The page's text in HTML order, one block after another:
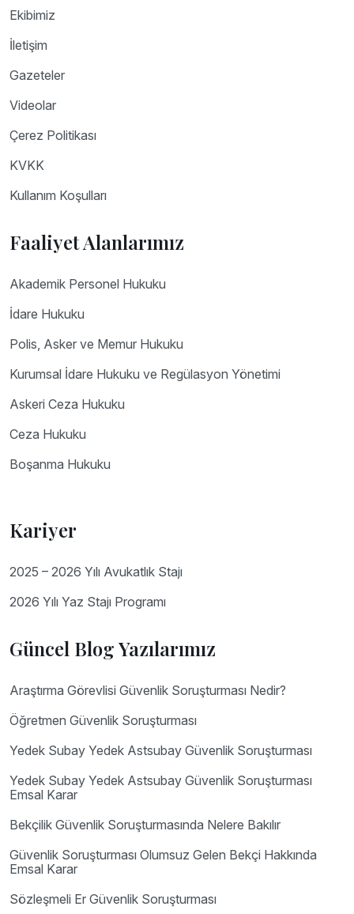
Ekibimiz
İletişim
Gazeteler
Videolar
Çerez Politikası
KVKK
Kullanım Koşulları
Faaliyet Alanlarımız
Akademik Personel Hukuku
İdare Hukuku
Polis, Asker ve Memur Hukuku
Kurumsal İdare Hukuku ve Regülasyon Yönetimi
Askeri Ceza Hukuku
Ceza Hukuku
Boşanma Hukuku
Kariyer
2025 – 2026 Yılı Avukatlık Stajı
2026 Yılı Yaz Stajı Programı
Güncel Blog Yazılarımız
Araştırma Görevlisi Güvenlik Soruşturması Nedir?
Öğretmen Güvenlik Soruşturması
Yedek Subay Yedek Astsubay Güvenlik Soruşturması
Yedek Subay Yedek Astsubay Güvenlik Soruşturması
Emsal Karar
Bekçilik Güvenlik Soruşturmasında Nelere Bakılır
Güvenlik Soruşturması Olumsuz Gelen Bekçi Hakkında
Emsal Karar
Sözleşmeli Er Güvenlik Soruşturması